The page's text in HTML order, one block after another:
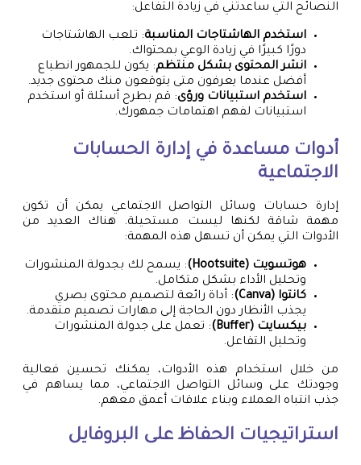
النصائح التي ساعدتني في زيادة التفاعل:
استخدم الهاشتاجات المناسبة: تلعب الهاشتاجات
دورًا كبيرًا في زيادة الوعي بمحتواك.
انشر المحتوى بشكل منتظم: يكون للجمهور انطباع
أفضل عندما يعرفون متى يتوقعون منك محتوى جديد.
استخدم استبيانات ورؤى: قم بطرح أسئلة أو استخدم
استبيانات لفهم اهتمامات جمهورك.
أدوات مساعدة في إدارة الحسابات
الاجتماعية
إدارة حسابات وسائل التواصل الاجتماعي يمكن أن تكون
مهمة شاقة لكنها ليست مستحيلة. هناك العديد من
الأدوات التي يمكن أن تسهل هذه المهمة:
هوتسويت (Hootsuite)
: يسمح لك بجدولة المنشورات
وتحليل الأداء بشكل متكامل.
كانتوا (Canva)
: أداة رائعة لتصميم محتوى بصري
يجذب الأنظار دون الحاجة إلى مهارات تصميم متقدمة.
بيكسايت (Buffer)
: تعمل على جدولة المنشورات
وتحليل التفاعل.
من خلال استخدام هذه الأدوات، يمكنك تحسين فعالية
وجودتك على وسائل التواصل الاجتماعي، مما يساهم في
جذب انتباه العملاء وبناء علاقات أعمق معهم.
استراتيجيات الحفاظ على البروفايل